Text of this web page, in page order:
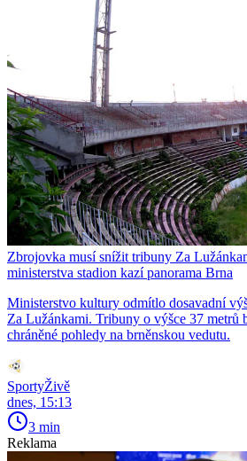
Zbrojovka musí snížit tribuny Za
ministerstva stadion kazí panorama Brna
Ministerstvo kultury odmítlo dosavadní
Za Lužánkami. Tribuny o výšce 37 metrů
chráněné pohledy na brněnskou vedutu.
SportyŽivě
dnes, 15:13
3 min
Reklama